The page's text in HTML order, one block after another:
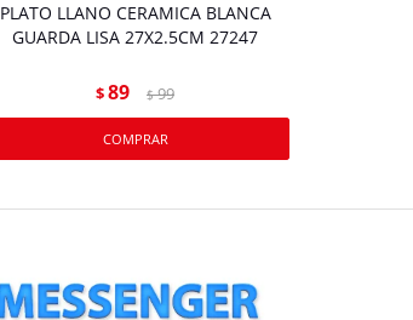
PLATO LLANO CERAMICA BLANCA
GUARDA LISA 27X2.5CM 27247
$89 $ 99